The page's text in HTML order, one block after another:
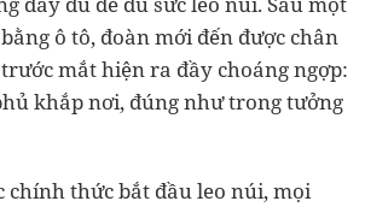
ô tô, đoàn mới đến được chân
mắt hiện ra đầy choáng ngợp:
khắp nơi, đúng như trong tưởng
chính thức bắt đầu leo núi, mọi